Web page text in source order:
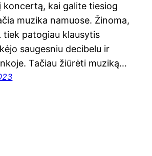
koncertą, kai galite tiesiog
muzika namuose. Žinoma,
tiek patogiau klausytis
saugesniu decibelu ir
Tačiau žiūrėti muziką…